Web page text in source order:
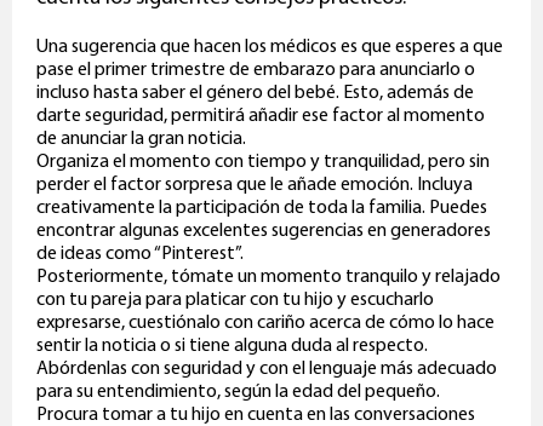
Una sugerencia que hacen los médicos es que esperes a que
pase el primer trimestre de embarazo para anunciarlo o
incluso hasta saber el género del bebé. Esto, además de
darte seguridad, permitirá añadir ese factor al momento
de anunciar la gran noticia.
Organiza el momento con tiempo y tranquilidad, pero sin
perder el factor sorpresa que le añade emoción. Incluya
creativamente la participación de toda la familia. Puedes
encontrar algunas excelentes sugerencias en generadores
de ideas como “Pinterest”.
Posteriormente, tómate un momento tranquilo y relajado
con tu pareja para platicar con tu hijo y escucharlo
expresarse, cuestiónalo con cariño acerca de cómo lo hace
sentir la noticia o si tiene alguna duda al respecto.
Abórdenlas con seguridad y con el lenguaje más adecuado
para su entendimiento, según la edad del pequeño.
Procura tomar a tu hijo en cuenta en las conversaciones